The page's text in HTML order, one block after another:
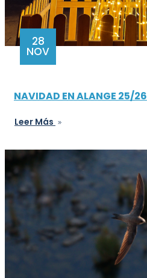
28
NOV
NAVIDAD EN ALANGE 25/26
Leer Más